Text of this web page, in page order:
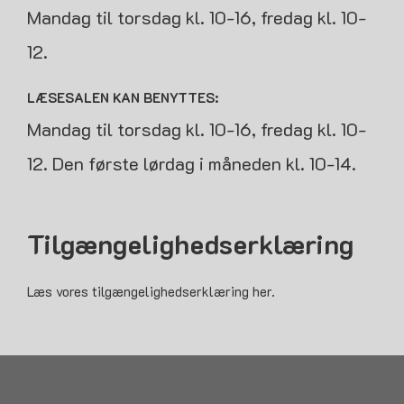
Mandag til torsdag kl. 10-16, fredag kl. 10-
12.
LÆSESALEN KAN BENYTTES:
Mandag til torsdag kl. 10-16, fredag kl. 10-
12. Den første lørdag i måneden kl. 10-14.
Tilgængelighedserklæring
Læs vores tilgængelighedserklæring her.